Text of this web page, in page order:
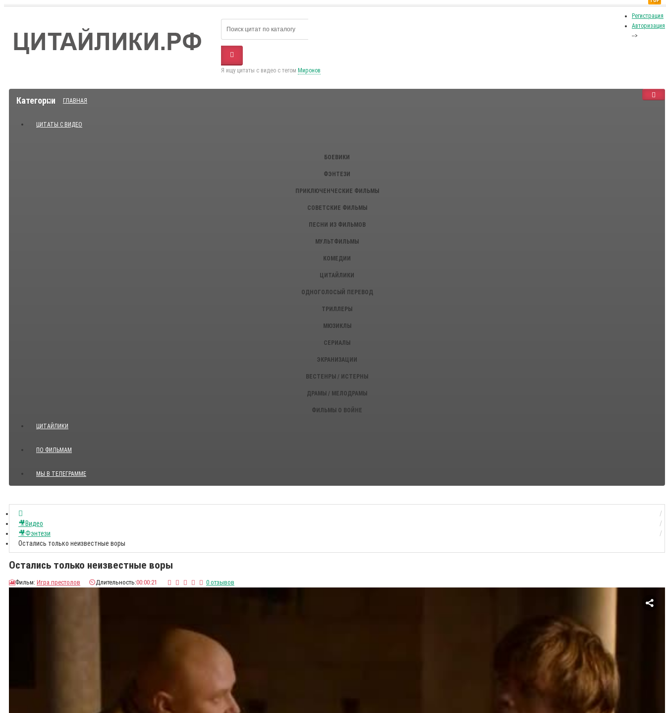
Регистрация
Авторизация
-->
Я ищу цитаты с видео с тегом Миронов
Категории ГЛАВНАЯ
ЦИТАТЫ С ВИДЕО
БОЕВИКИ
ФЭНТЕЗИ
ПРИКЛЮЧЕНЧЕСКИЕ ФИЛЬМЫ
СОВЕТСКИЕ ФИЛЬМЫ
ПЕСНИ ИЗ ФИЛЬМОВ
МУЛЬТФИЛЬМЫ
КОМЕДИИ
ЦИТАЙЛИКИ
ОДНОГОЛОСЫЙ ПЕРЕВОД
ТРИЛЛЕРЫ
МЮЗИКЛЫ
СЕРИАЛЫ
ЭКРАНИЗАЦИИ
ВЕСТЕНРЫ / ИСТЕРНЫ
ДРАМЫ / МЕЛОДРАМЫ
ФИЛЬМЫ О ВОЙНЕ
Показать все Цитаты с видео
ЦИТАЙЛИКИ
ПО ФИЛЬМАМ
МЫ В ТЕЛЕГРАММЕ
🎥Видео
🎥Фэнтези
Остались только неизвестные воры
Остались только неизвестные воры
🎦Фильм: Игра престолов ⏲️Длительность:00:00:21 0 отзывов